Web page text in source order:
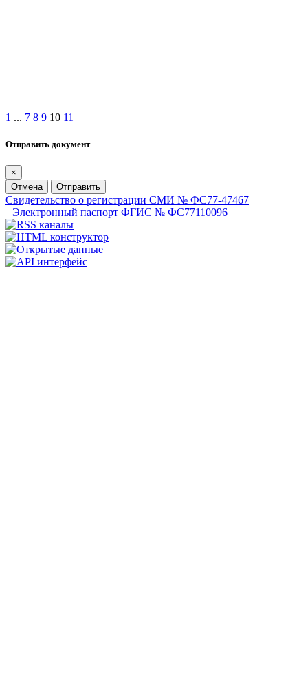
1 ... 7 8 9 10 11
Отправить документ
×
Отмена
Отправить
Свидетельство о регистрации СМИ № ФС77-47467
Электронный паспорт ФГИС № ФС77110096